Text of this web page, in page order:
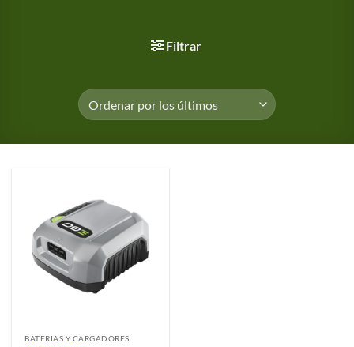
Filtrar
BATERIAS Y CARGADORES